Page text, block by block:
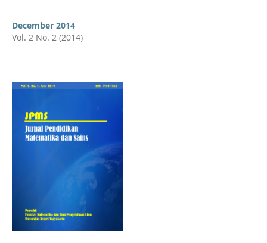
December 2014
Vol. 2 No. 2 (2014)